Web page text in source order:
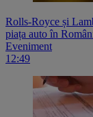
Rolls-Royce și
piața auto în
Eveniment
12:49